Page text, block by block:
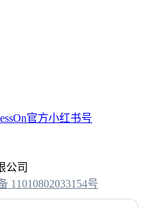
公司
11010802033154号